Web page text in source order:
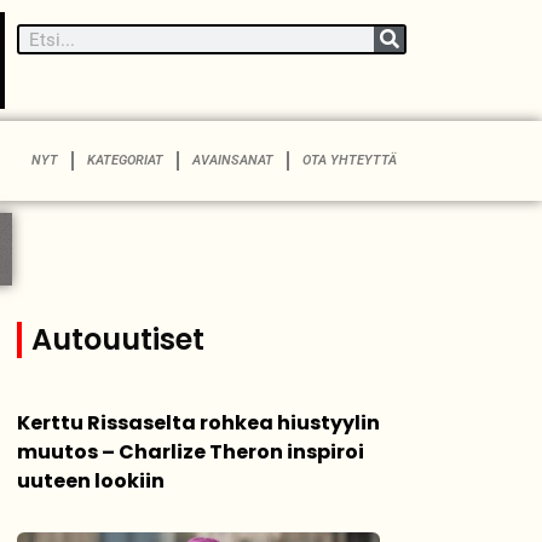
NYT KATEGORIAT AVAINSANAT OTA YHTEYTTÄ
Autouutiset
Kerttu Rissaselta rohkea hiustyylin
muutos – Charlize Theron inspiroi
uuteen lookiin